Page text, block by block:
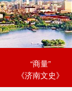
“商量”
《济南文史》